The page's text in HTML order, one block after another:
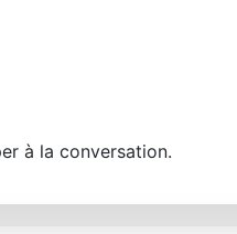
à la conversation.